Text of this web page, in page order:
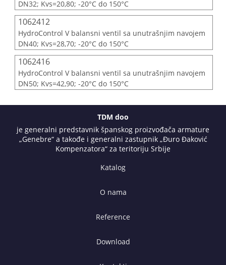
DN32; Kvs=20,80; -20°C do 150°C
1062412
HydroControl V balansni ventil sa unutrašnjim navojem
DN40; Kvs=28,70; -20°C do 150°C
1062416
HydroControl V balansni ventil sa unutrašnjim navojem
DN50; Kvs=42,90; -20°C do 150°C
TDM doo
je generalni predstavnik španskog proizvođača armature
„Genebre“ a takođe i generalni zastupnik „Đuro Đaković
Kompenzatora“ za teritoriju Srbije
Katalog
O nama
Reference
Download